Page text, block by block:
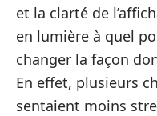
et la clarté de
en lumière à quel
changer la façon
En effet, plusieurs
sentaient moins